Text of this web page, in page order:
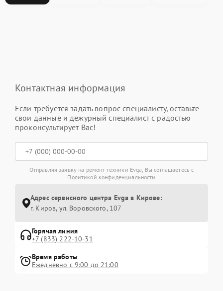
Контактная информация
Если требуется задать вопрос специалисту, оставьте
свои данные и дежурный специалист с радостью
проконсультирует Вас!
Отправляя заявку на ремонт техники Evga, Вы соглашаетесь с
Политикой конфиденциальности
Адрес сервисного центра Evga в Кирове:
г. Киров, ул. Воровского, 107
Горячая линия
+7 (833) 222-10-31
Время работы
Ежедневно с 9:00 до 21:00